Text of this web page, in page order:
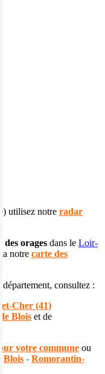
utilisez notre radar
des orages dans le Loir-
notre carte des
département, consultez :
et-Cher (41)
Blois et de
votre commune ou
Blois - Romorantin-